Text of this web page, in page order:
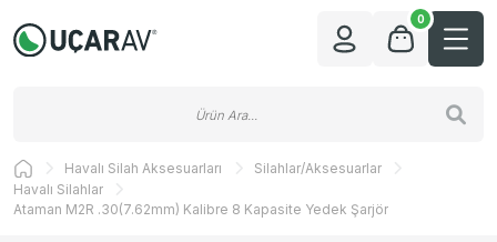
0
Havalı Silah Aksesuarları
Silahlar/Aksesuarlar
Havalı Silahlar
Ataman M2R .30(7.62mm) Kalibre 8 Kapasite Yedek Şarjör